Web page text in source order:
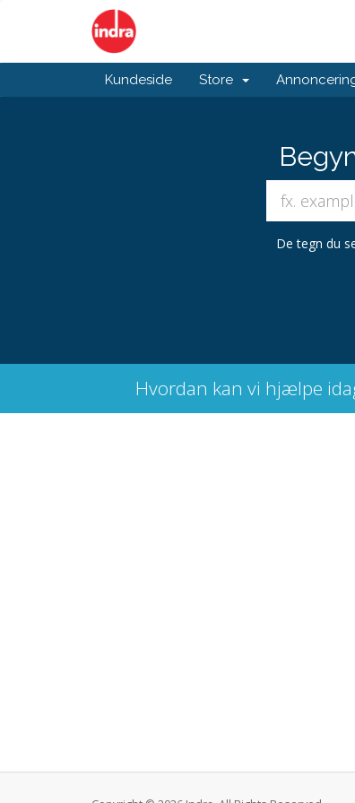
Kundeside Store
De tegn du
Hvordan kan vi hjælpe